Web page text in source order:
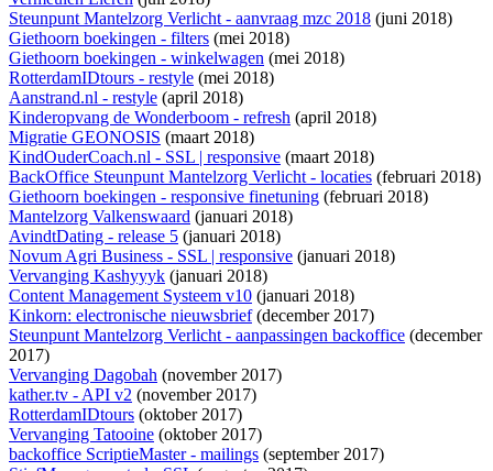
Steunpunt Mantelzorg Verlicht - aanvraag mzc 2018 (juni 2018)
Giethoorn boekingen - filters (mei 2018)
Giethoorn boekingen - winkelwagen (mei 2018)
RotterdamIDtours - restyle (mei 2018)
Aanstrand.nl - restyle (april 2018)
Kinderopvang de Wonderboom - refresh (april 2018)
Migratie GEONOSIS (maart 2018)
KindOuderCoach.nl - SSL | responsive (maart 2018)
BackOffice Steunpunt Mantelzorg Verlicht - locaties (februari 2018)
Giethoorn boekingen - responsive finetuning (februari 2018)
Mantelzorg Valkenswaard (januari 2018)
AvindtDating - release 5 (januari 2018)
Novum Agri Business - SSL | responsive (januari 2018)
Vervanging Kashyyyk (januari 2018)
Content Management Systeem v10 (januari 2018)
Kinkorn: electronische nieuwsbrief(december 2017)
Steunpunt Mantelzorg Verlicht - aanpassingen backoffice (december
2017)
Vervanging Dagobah (november 2017)
kather.tv - API v2 (november 2017)
RotterdamIDtours (oktober 2017)
Vervanging Tatooine (oktober 2017)
backoffice ScriptieMaster - mailings (september 2017)